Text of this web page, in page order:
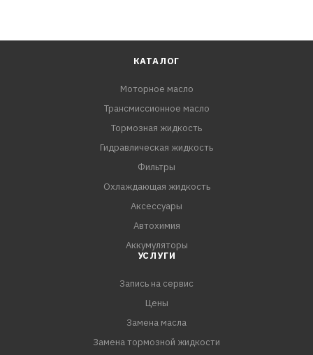
КАТАЛОГ
Моторное масло
Трансмиссионное масло
Тормозная жидкость
Гидравлическая жидкость
Фильтры
Охлаждающая жидкость
Аксессуары
Автохимия
Аккумуляторы
УСЛУГИ
Запись на сервис
Цены
Замена масла
Замена тормозной жидкости